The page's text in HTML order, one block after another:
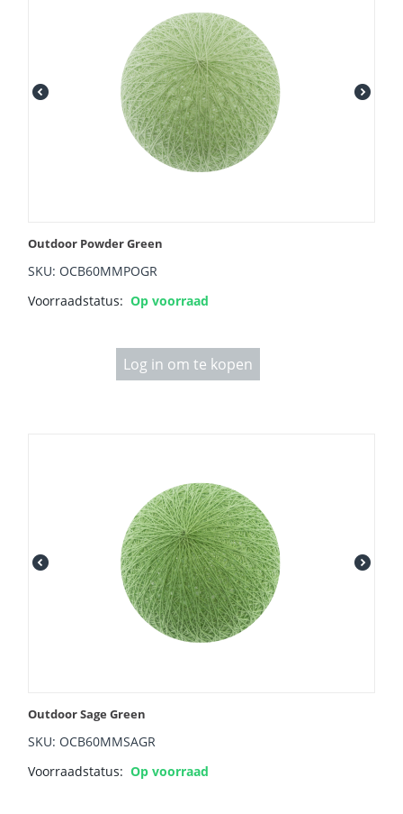
Outdoor Powder Green
SKU: OCB60MMPOGR
Voorraadstatus: Op voorraad
Log in om te kopen
Outdoor Sage Green
SKU: OCB60MMSAGR
Voorraadstatus: Op voorraad